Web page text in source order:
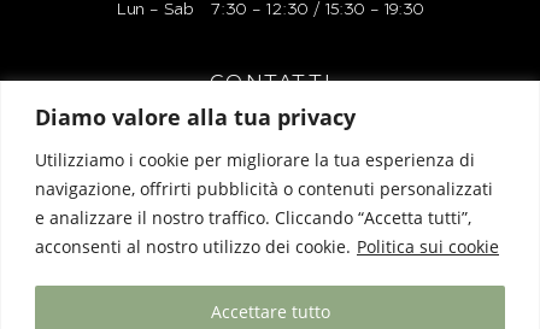
Diamo valore alla tua privacy
Utilizziamo i cookie per migliorare la tua esperienza di
navigazione, offrirti pubblicità o contenuti personalizzati
e analizzare il nostro traffico. Cliccando “Accetta tutti”,
acconsenti al nostro utilizzo dei cookie. Politica sui cookie
Accettare tutto
Lun – Sab 7:30 – 12:30 / 15:30 – 19:30
CONTATTI
Via Alessandro Manzoni 38r, 17100 Savona
Tel: 019 827248
Mail: liguriaboutiquelacartoleria@gmail.com